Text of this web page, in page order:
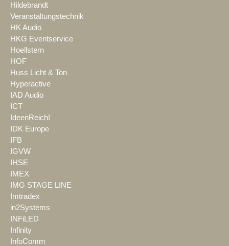
Hildebrandt
Veranstaltungstechnik
HK Audio
HKG Eventservice
Hoellstern
HOF
Huss Licht & Ton
Hyperactive
IAD Audio
ICT
IdeenReich!
IDK Europe
IFB
IGVW
IHSE
IMEX
IMG STAGE LINE
Imtradex
in2Systems
INFiLED
Infinity
InfoComm